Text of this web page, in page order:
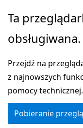
Przejdź
głównej
Ta
obsługiwana.
Przejdź na
z najnowszych
pomocy technicznej.
Pobieranie